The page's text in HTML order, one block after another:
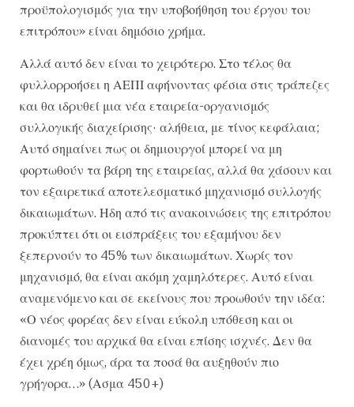
προϋπολογισμός για την υποβοήθηση του έργου του
επιτρόπου» είναι δημόσιο χρήμα.
Αλλά αυτό δεν είναι το χειρότερο. Στο τέλος θα
φυλλορροήσει η ΑΕΠΙ αφήνοντας φέσια στις τράπεζες
και θα ιδρυθεί μια νέα εταιρεία-οργανισμός
συλλογικής διαχείρισης· αλήθεια, με τίνος κεφάλαια;
Αυτό σημαίνει πως οι δημιουργοί μπορεί να μη
φορτωθούν τα βάρη της εταιρείας, αλλά θα χάσουν και
τον εξαιρετικά αποτελεσματικό μηχανισμό συλλογής
δικαιωμάτων. Ηδη από τις ανακοινώσεις της επιτρόπου
προκύπτει ότι οι εισπράξεις του εξαμήνου δεν
ξεπερνούν το 45% των δικαιωμάτων. Χωρίς τον
μηχανισμό, θα είναι ακόμη χαμηλότερες. Αυτό είναι
αναμενόμενο και σε εκείνους που προωθούν την ιδέα:
«Ο νέος φορέας δεν είναι εύκολη υπόθεση και οι
διανομές του αρχικά θα είναι επίσης ισχνές. Δεν θα
έχει χρέη όμως, άρα τα ποσά θα αυξηθούν πιο
γρήγορα…» (Ασμα 450+)